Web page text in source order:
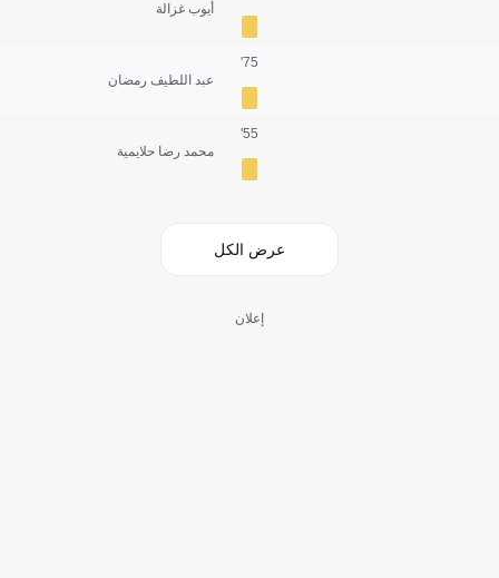
أيوب غزالة
عبد اللطيف رمضان
75'
محمد رضا حلايمية
55'
عرض الكل
إعلان